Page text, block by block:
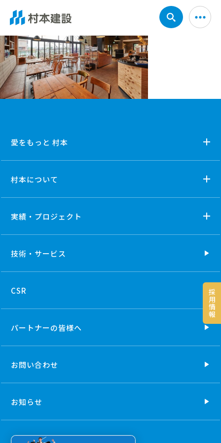
採
用
情
報
愛をもっと 村本
村本について
実績・プロジェクト
技術・ サービス
CSR
パートナーの皆様へ
お問い合わせ
お知らせ